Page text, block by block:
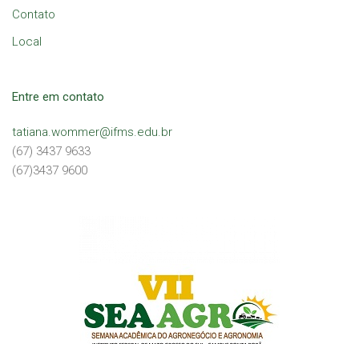
Contato
Local
Entre em contato
tatiana.wommer@ifms.edu.br
(67) 3437 9633
(67)3437 9600